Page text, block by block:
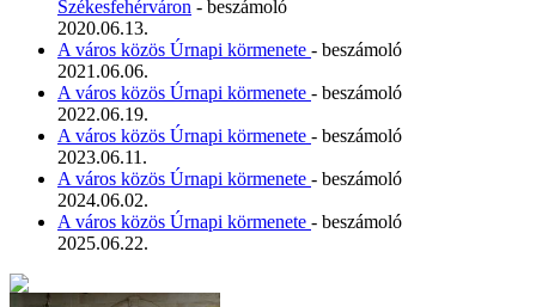
Székesfehérváron - beszámoló
2020.06.13.
A város közös Úrnapi körmenete - beszámoló
2021.06.06.
A város közös Úrnapi körmenete - beszámoló
2022.06.19.
A város közös Úrnapi körmenete - beszámoló
2023.06.11.
A város közös Úrnapi körmenete - beszámoló
2024.06.02.
A város közös Úrnapi körmenete - beszámoló
2025.06.22.